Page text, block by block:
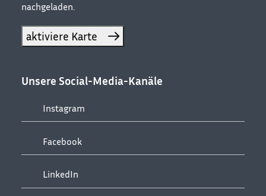
nachgeladen.
aktiviere Karte
Unsere Social-Media-Kanäle
Instagram
Facebook
LinkedIn